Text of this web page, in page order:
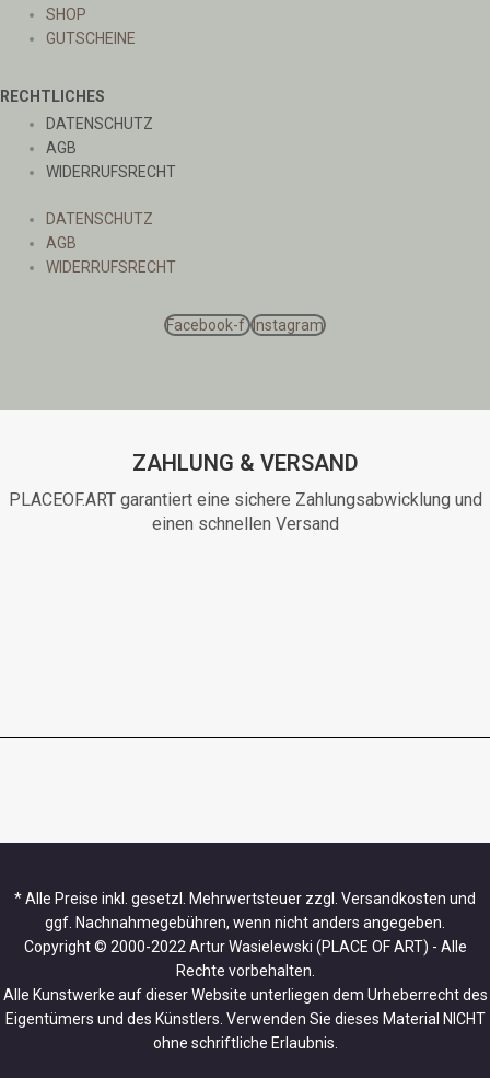
SHOP
GUTSCHEINE
RECHTLICHES
DATENSCHUTZ
AGB
WIDERRUFSRECHT
DATENSCHUTZ
AGB
WIDERRUFSRECHT
Facebook-f Instagram
ZAHLUNG & VERSAND
PLACEOF.ART garantiert eine sichere Zahlungsabwicklung und
einen schnellen Versand
* Alle Preise inkl. gesetzl. Mehrwertsteuer zzgl. Versandkosten und
ggf. Nachnahmegebühren, wenn nicht anders angegeben.
Copyright © 2000-2022 Artur Wasielewski (PLACE OF ART) - Alle
Rechte vorbehalten.
Alle Kunstwerke auf dieser Website unterliegen dem Urheberrecht des
Eigentümers und des Künstlers. Verwenden Sie dieses Material NICHT
ohne schriftliche Erlaubnis.